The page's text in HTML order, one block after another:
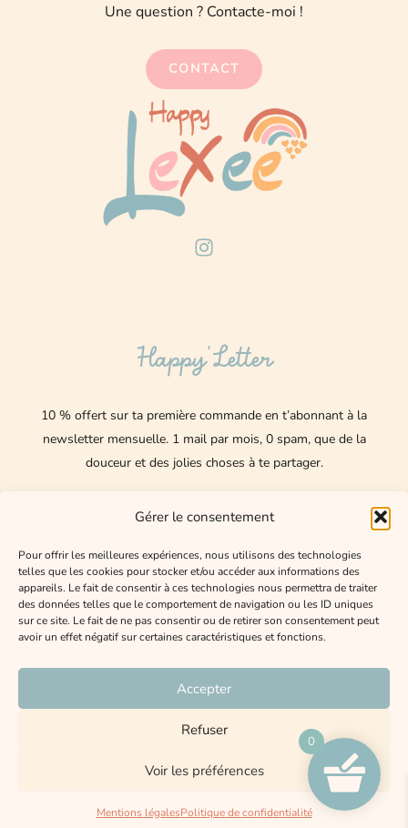
Gérer le consentement
Pour offrir les meilleures expériences, nous utilisons des technologies
telles que les cookies pour stocker et/ou accéder aux informations des
appareils. Le fait de consentir à ces technologies nous permettra de traiter
des données telles que le comportement de navigation ou les ID uniques
sur ce site. Le fait de ne pas consentir ou de retirer son consentement peut
avoir un effet négatif sur certaines caractéristiques et fonctions.
Accepter
Refuser
Voir les préférences
Mentions légalesPolitique de confidentialité
Une question ? Contacte-moi !
CONTACT
I
n
r
a
Happy’Letter
10 % offert sur ta première commande en t’abonnant à la
newsletter mensuelle. 1 mail par mois, 0 spam, que de la
douceur et des jolies choses à te partager.
E-
mail
J'accepte de recevoir les mails de Happy Lexee
Politique de confidentialité
CGV
Décrocher la lune Design
0